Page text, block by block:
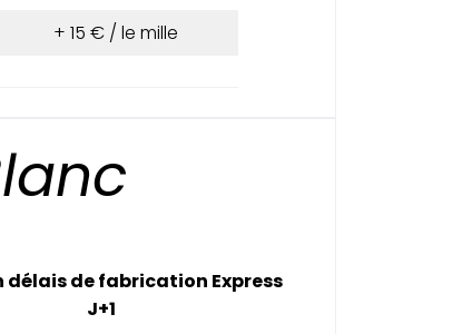
+ 15 € / le mille
délais de fabrication Express
J+1